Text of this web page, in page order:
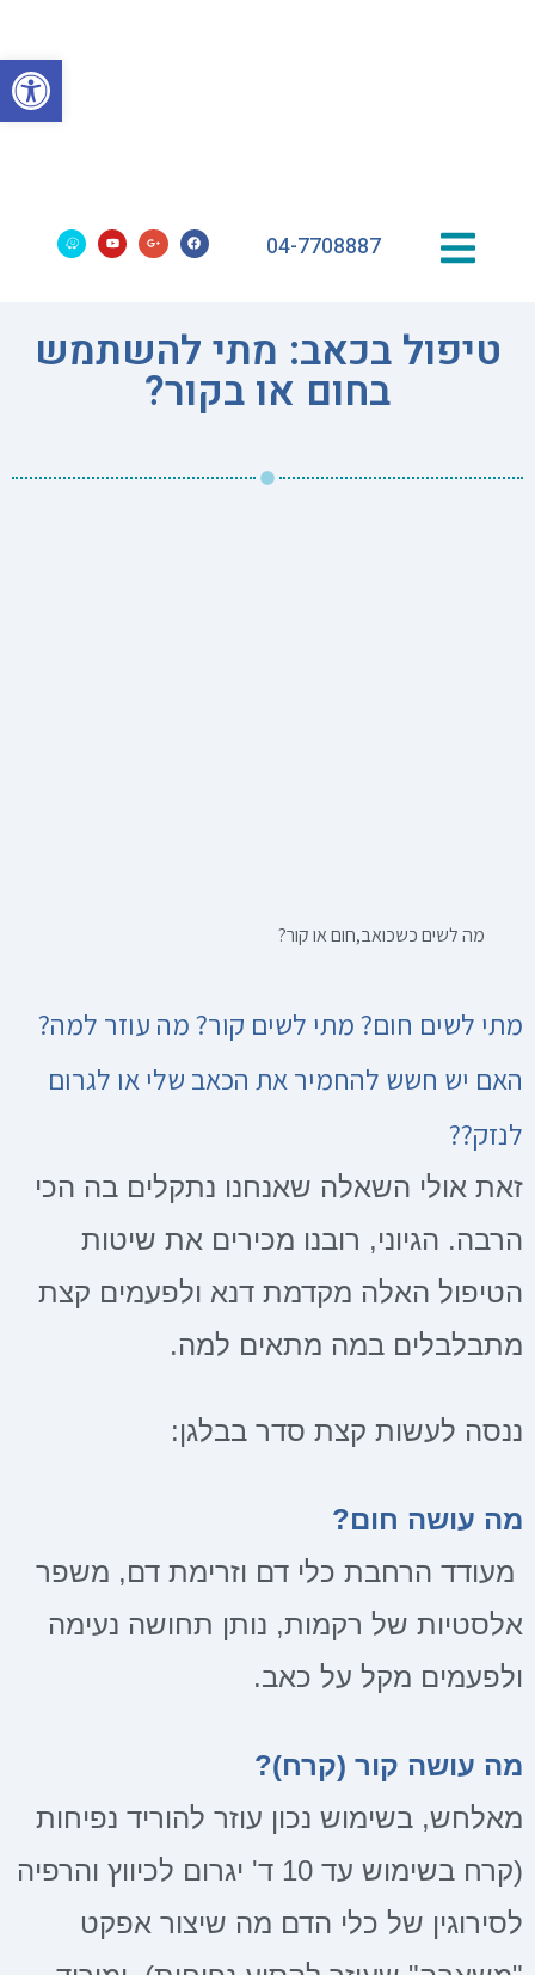
04-7708887
טיפול בכאב: מתי להשתמש
בחום או בקור?
מה לשים כשכואב,חום או קור?
מתי לשים חום? מתי לשים קור? מה עוזר למה?
האם יש חשש להחמיר את הכאב שלי או לגרום
לנזק??
זאת אולי השאלה שאנחנו נתקלים בה הכי
הרבה. הגיוני, רובנו מכירים את שיטות
הטיפול האלה מקדמת דנא ולפעמים קצת
מתבלבלים במה מתאים למה.
ננסה לעשות קצת סדר בבלגן:
מה עושה חום?
מעודד הרחבת כלי דם וזרימת דם, משפר
אלסטיות של רקמות, נותן תחושה נעימה
ולפעמים מקל על כאב.
מה עושה קור (קרח)?
מאלחש, בשימוש נכון עוזר להוריד נפיחות
(קרח בשימוש עד 10 ד' יגרום לכיווץ והרפיה
לסירוגין של כלי הדם מה שיצור אפקט
פתח